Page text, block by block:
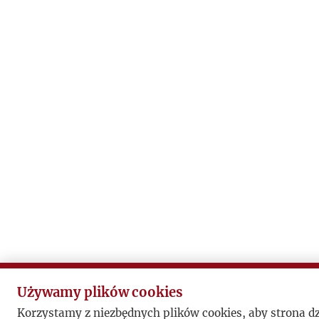
Używamy plików cookies
Korzystamy z niezbędnych plików cookies, aby strona